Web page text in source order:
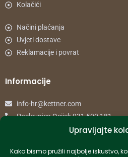
Upravljajte
Kako bismo pružili najbolje iskustvo,
Kolačići
Načini plaćanja
Uvjeti dostave
Reklamacije i povrat
Informacije
info-hr@kettner.com
Poslovnica Osijek 031 500 181
Poslovnica Zagreb 01 7798 900